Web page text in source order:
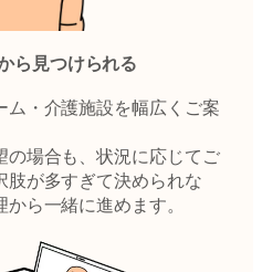
ら見つけられる
・介護施設を幅広くご案
の場合も、状況に応じてご
が多すぎて決められな
ら一緒に進めます。